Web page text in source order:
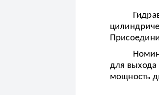
для выхода
мощность